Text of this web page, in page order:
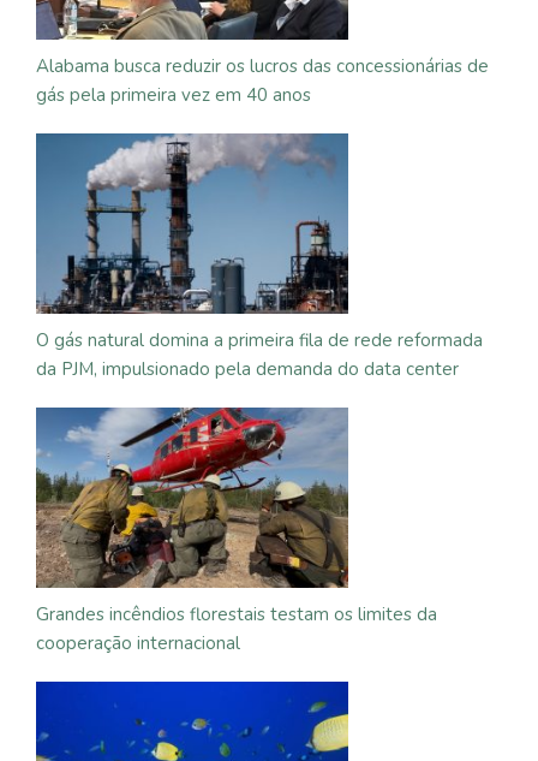
Alabama busca reduzir os lucros das concessionárias de
gás pela primeira vez em 40 anos
O gás natural domina a primeira fila de rede reformada
da PJM, impulsionado pela demanda do data center
Grandes incêndios florestais testam os limites da
cooperação internacional